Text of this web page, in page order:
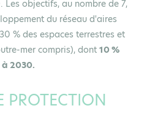
objectifs, au nombre de 7,
du réseau d'aires
% des espaces terrestres et
mer compris), dont 10 %
2030.
PROTECTION